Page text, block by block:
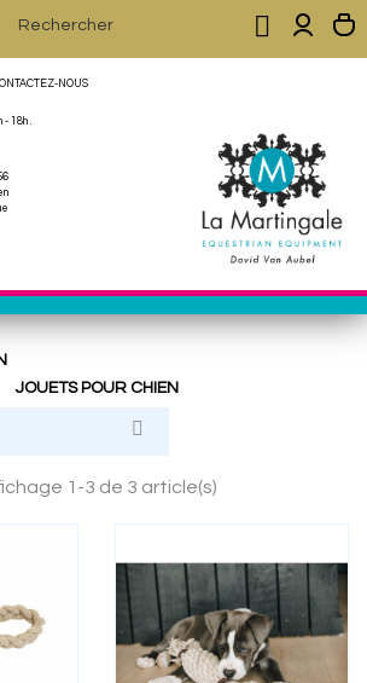

NOUS
- 18h .
JOUETS POUR CHIEN

1-3 de 3 article(s)